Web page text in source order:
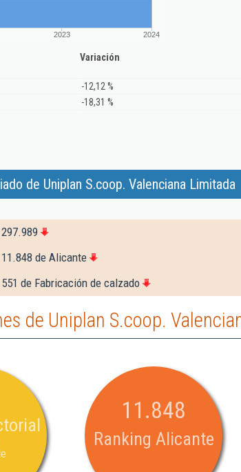
2023 2024
Variación
-12,12 %
-18,31 %
de Uniplan S.coop. Valenciana Limitada
de Alicante
de Fabricación de calzado
de Uniplan S.coop.
11.848
Ranking Alicante